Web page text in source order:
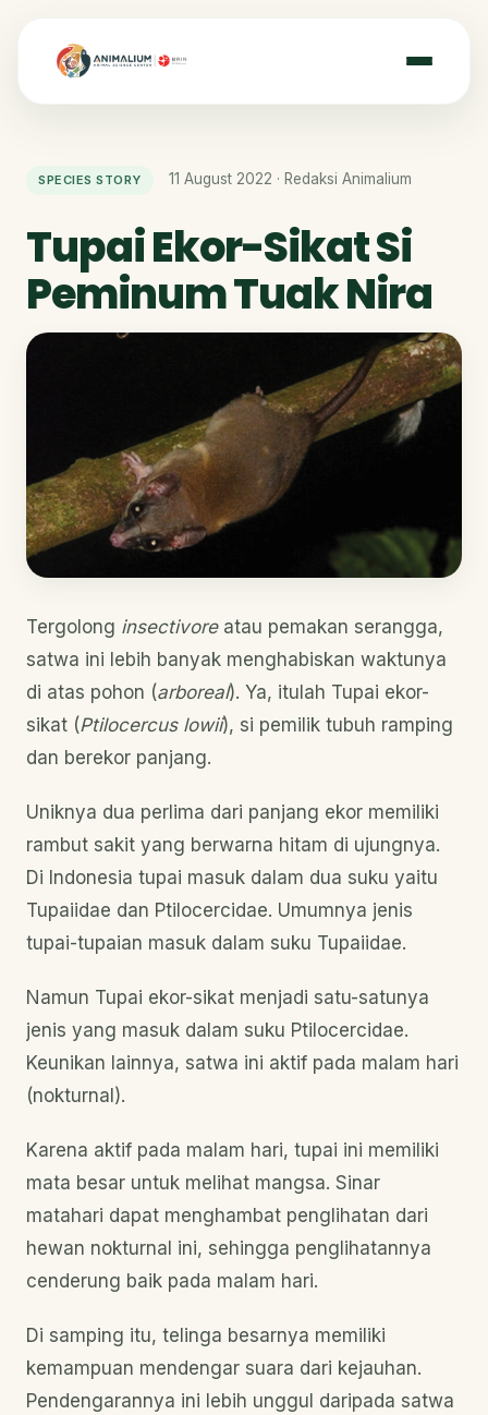
SPECIES STORY 11 August 2022 · Redaksi Animalium
Tupai Ekor-Sikat Si
Peminum Tuak Nira
Tergolong insectivoreatau pemakan serangga,
satwa ini lebih banyak menghabiskan waktunya
di atas pohon (arboreal). Ya, itulah Tupai ekor-
sikat (Ptilocercus lowii), si pemilik tubuh ramping
dan berekor panjang.
Uniknya dua perlima dari panjang ekor memiliki
rambut sakit yang berwarna hitam di ujungnya.
Di Indonesia tupai masuk dalam dua suku yaitu
Tupaiidae dan Ptilocercidae. Umumnya jenis
tupai-tupaian masuk dalam suku Tupaiidae.
Namun Tupai ekor-sikat menjadi satu-satunya
jenis yang masuk dalam suku Ptilocercidae.
Keunikan lainnya, satwa ini aktif pada malam hari
(nokturnal).
Karena aktif pada malam hari, tupai ini memiliki
mata besar untuk melihat mangsa. Sinar
matahari dapat menghambat penglihatan dari
hewan nokturnal ini, sehingga penglihatannya
cenderung baik pada malam hari.
Di samping itu, telinga besarnya memiliki
kemampuan mendengar suara dari kejauhan.
Pendengarannya ini lebih unggul daripada satwa